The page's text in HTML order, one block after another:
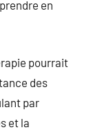
en
pourrait
des
par
et la